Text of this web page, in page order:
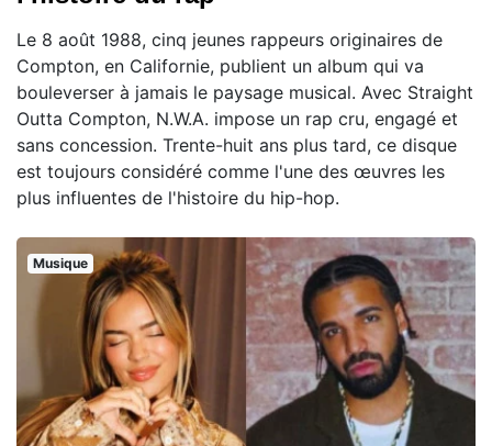
Le 8 août 1988, cinq jeunes rappeurs originaires de
Compton, en Californie, publient un album qui va
bouleverser à jamais le paysage musical. Avec Straight
Outta Compton, N.W.A. impose un rap cru, engagé et
sans concession. Trente-huit ans plus tard, ce disque
est toujours considéré comme l'une des œuvres les
plus influentes de l'histoire du hip-hop.
Musique